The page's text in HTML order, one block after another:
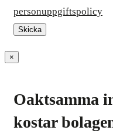
personuppgiftspolicy
×
Oaktsamma
kostar